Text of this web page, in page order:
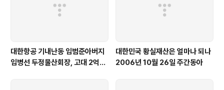
대한항공 기내난동 임범준아버지
임병선 두정물산회장, 고대 2억기
대한민국 황실재산은 얼마나 되나
2006년 10월 26일 주간동아